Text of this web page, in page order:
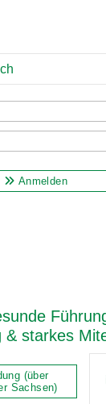
Anmelden
& starkes
(über
Sachsen)